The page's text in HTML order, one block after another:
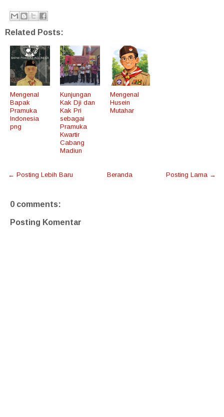
Related Posts:
Mengenal
Bapak
Pramuka
Indonesia
png
Kunjungan
Kak Dji dan
Kak Pri
sebagai
Pramuka
Kwartir
Cabang
Madiun
Mengenal
Husein
Mutahar
← Posting Lebih Baru Posting Lama →
Beranda
0 comments:
Posting Komentar